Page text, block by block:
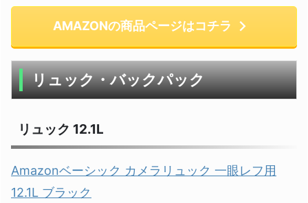
AMAZONの商品ページはコチラ
リュック・バックパック
リュック 12.1L
Amazonベーシック カメラリュック 一眼レフ用
12.1L ブラック